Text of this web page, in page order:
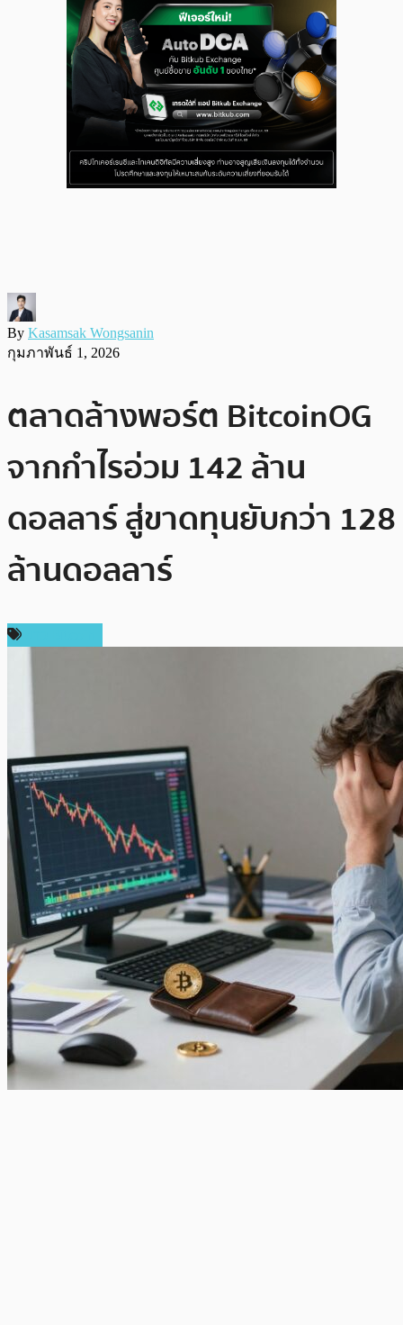
By Kasamsak Wongsanin
กุมภาพันธ์ 1, 2026
ตลาดล้างพอร์ต BitcoinOG
จากกำไรอ่วม 142 ล้าน
ดอลลาร์ สู่ขาดทุนยับกว่า 128
ล้านดอลลาร์